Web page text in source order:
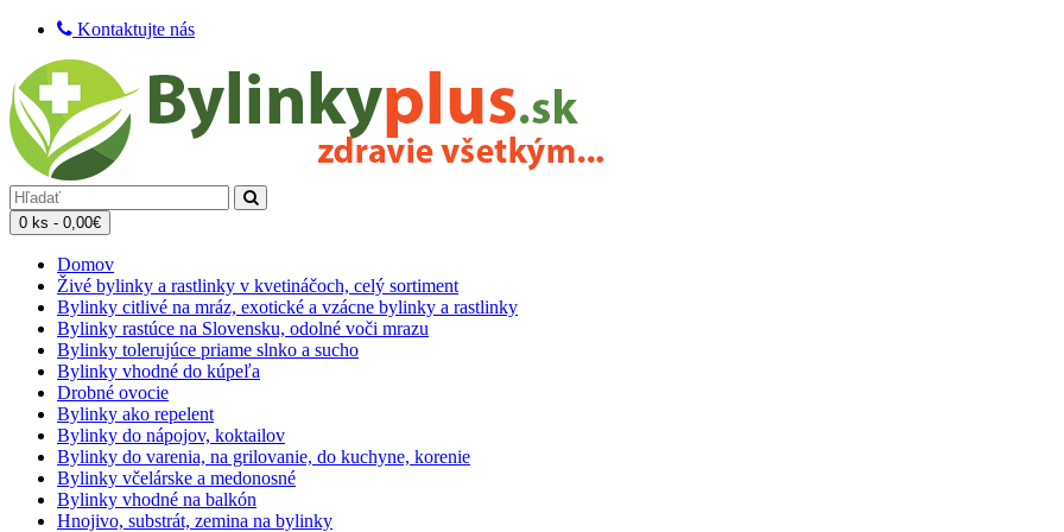
Kontaktujte nás
0 ks - 0,00€
Domov
Živé bylinky a rastlinky v kvetináčoch, celý sortiment
Bylinky citlivé na mráz, exotické a vzácne bylinky a rastlinky
Bylinky rastúce na Slovensku, odolné voči mrazu
Bylinky tolerujúce priame slnko a sucho
Bylinky vhodné do kúpeľa
Drobné ovocie
Bylinky ako repelent
Bylinky do nápojov, koktailov
Bylinky do varenia, na grilovanie, do kuchyne, korenie
Bylinky včelárske a medonosné
Bylinky vhodné na balkón
Hnojivo, substrát, zemina na bylinky